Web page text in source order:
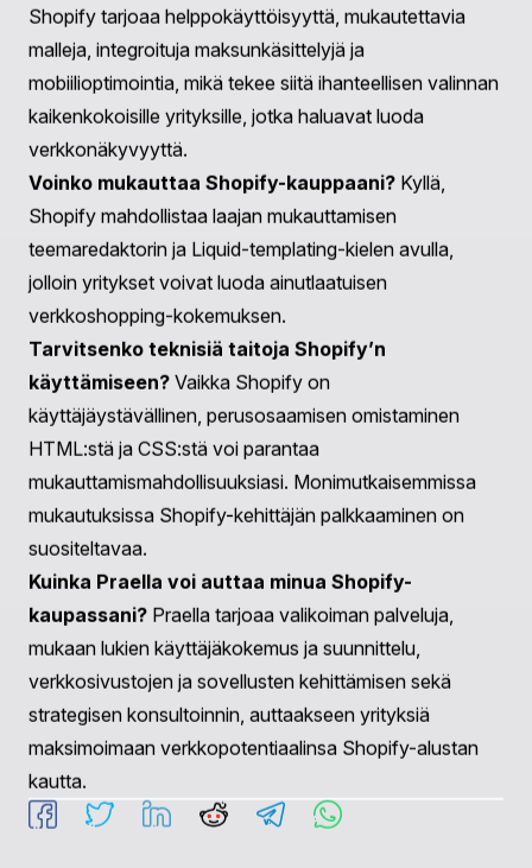
tehokkaita verkkokauppoja, jotka erottuvat
kilpailullisessa verkkokauppakehyksessä. Praellan
asiantuntemuksen avulla Shopify-kehityksessä brändisi
voi saavuttaa verkkopotentiaalinsa ja saavuttaa
eksponentiaalista kasvua.
Jos olet valmis viemään Shopify-kauppasi seuraavalle
tasolle, ota meihin yhteyttä tänään ja tutkimme, miten
voimme työskennellä yhdessä toteuttaaksemme
visiomme.
UKK
Mikä on Shopify-verkkokehitys?Shopify-
verkkokehitys viittaa prosessiin, jossa luodaan ja
mukautetaan verkkokauppoja Shopify-alustalla. Se
sisältää teemojen suunnittelun, sovellusten kehittämisen
ja kaupan suorituskyvyn optimoinnin, jotta voidaan
vastata erityisiin liiketoimintatarpeisiin.
Mitä etuja Shopify tarjoaa verkkokaupalleni?
Shopify tarjoaa helppokäyttöisyyttä, mukautettavia
malleja, integroituja maksunkäsittelyjä ja
mobiilioptimointia, mikä tekee siitä ihanteellisen valinnan
kaikenkokoisille yrityksille, jotka haluavat luoda
verkkonäkyvyyttä.
Voinko mukauttaa Shopify-kauppaani?Kyllä,
Shopify mahdollistaa laajan mukauttamisen
teemaredaktorin ja Liquid-templating-kielen avulla,